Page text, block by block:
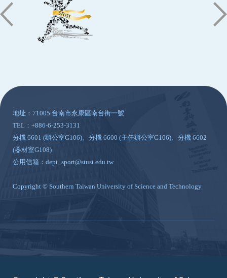
地址：71005 台南市永康區南台街一號
TEL：+886-6-253-3131
分機 6601 (辦公室G106)、分機 6600 (主任辦公室G106)、分機 6602
(器材室G108)
公用信箱：dept_sport@stust.edu.tw
Copyright © Southern Taiwan University of Science and Technology